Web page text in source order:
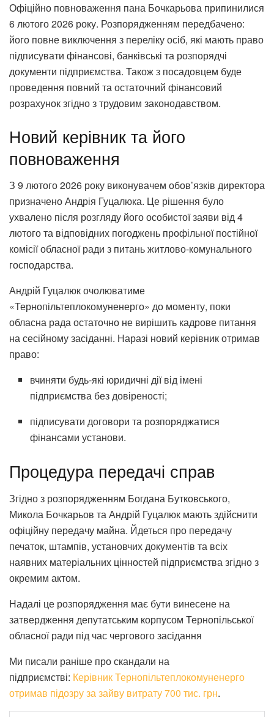
Офіційно повноваження пана Бочкарьова припинилися
6 лютого 2026 року. Розпорядженням передбачено:
його повне виключення з переліку осіб, які мають право
підписувати фінансові, банківські та розпорядчі
документи підприємства. Також з посадовцем буде
проведення повний та остаточний фінансовий
розрахунок згідно з трудовим законодавством.
Новий керівник та його
повноваження
З 9 лютого 2026 року виконувачем обов’язків директора
призначено Андрія Гуцалюка. Це рішення було
ухвалено після розгляду його особистої заяви від 4
лютого та відповідних погоджень профільної постійної
комісії обласної ради з питань житлово-комунального
господарства.
Андрій Гуцалюк очолюватиме
«Тернопільтеплокомуненерго» до моменту, поки
обласна рада остаточно не вирішить кадрове питання
на сесійному засіданні. Наразі новий керівник отримав
право:
вчиняти будь-які юридичні дії від імені
підприємства без довіреності;
підписувати договори та розпоряджатися
фінансами установи.
Процедура передачі справ
Згідно з розпорядженням Богдана Бутковського,
Микола Бочкарьов та Андрій Гуцалюк мають здійснити
офіційну передачу майна. Йдеться про передачу
печаток, штампів, установчих документів та всіх
наявних матеріальних цінностей підприємства згідно з
окремим актом.
Надалі це розпорядження має бути винесене на
затвердження депутатським корпусом Тернопільської
обласної ради під час чергового засідання
Ми писали раніше про скандали на
підприємстві: Керівник Тернопільтеплокомуненерго
отримав підозру за зайву витрату 700 тис. грн.